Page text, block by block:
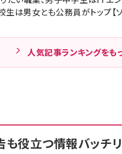
生は男女とも公務員がトップ【
人気記事ランキングをも
役立つ情報バッチリ